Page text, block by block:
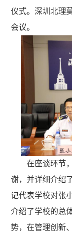
仪式。深圳北理
会议。
在座谈环节
谢，并详细介绍
记代表学校对张
介绍了学校的总
势，在管理创新